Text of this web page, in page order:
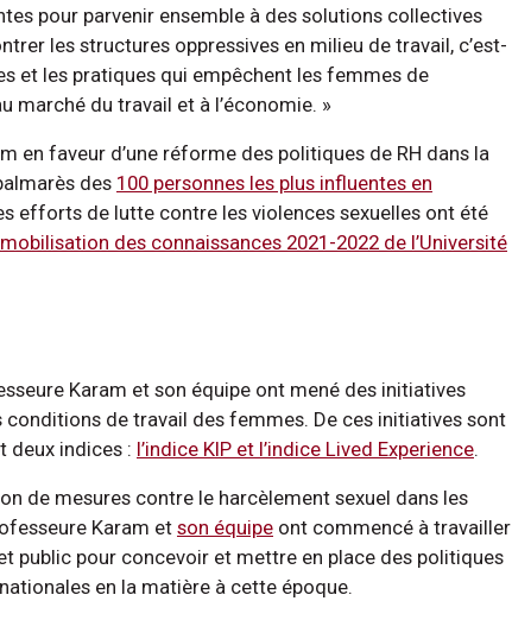
pour parvenir ensemble à des solutions collectives
les structures oppressives en milieu de travail, c’est-
et les pratiques qui empêchent les femmes de
marché du travail et à l’économie. »
en faveur d’une réforme des politiques de RH dans la
des 100 personnes les plus influentes en
efforts de lutte contre les violences sexuelles ont été
des connaissances 2021-2022 de l’Université
Karam et son équipe ont mené des initiatives
conditions de travail des femmes. De ces initiatives sont
deux indices : l’indice KIP et l’indice Lived Experience.
de mesures contre le harcèlement sexuel dans les
Karam et son équipe ont commencé à travailler
public pour concevoir et mettre en place des politiques
en la matière à cette époque.